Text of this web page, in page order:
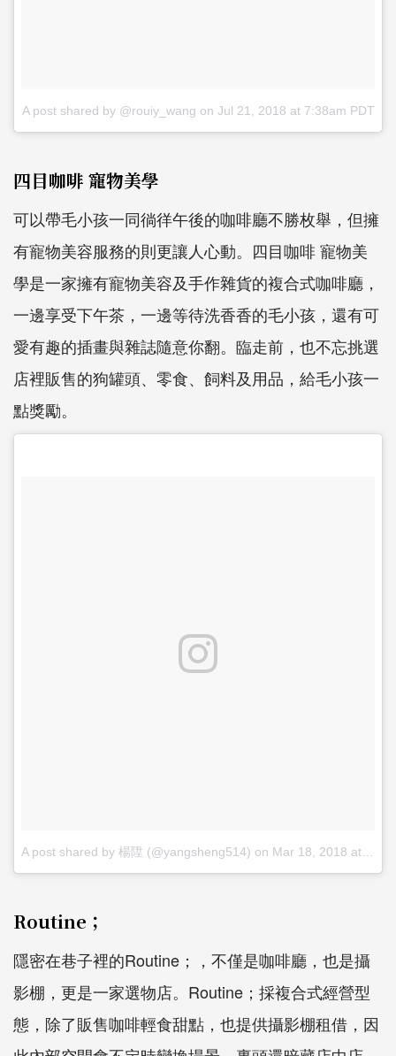
A post shared by @rouiy_wang on Jul 21, 2018 at 7:38am PDT
四目咖啡 寵物美學
可以帶毛小孩一同徜徉午後的咖啡廳不勝枚舉，但擁
有寵物美容服務的則更讓人心動。四目咖啡 寵物美
學是一家擁有寵物美容及手作雜貨的複合式咖啡廳，
一邊享受下午茶，一邊等待洗香香的毛小孩，還有可
愛有趣的插畫與雜誌隨意你翻。臨走前，也不忘挑選
店裡販售的狗罐頭、零食、飼料及用品，給毛小孩一
點獎勵。
A post shared by 楊陞 (@yangsheng514) on Mar 18, 2018 at 4:57am PDT
Routine；
隱密在巷子裡的Routine；，不僅是咖啡廳，也是攝
影棚，更是一家選物店。Routine；採複合式經營型
態，除了販售咖啡輕食甜點，也提供攝影棚租借，因